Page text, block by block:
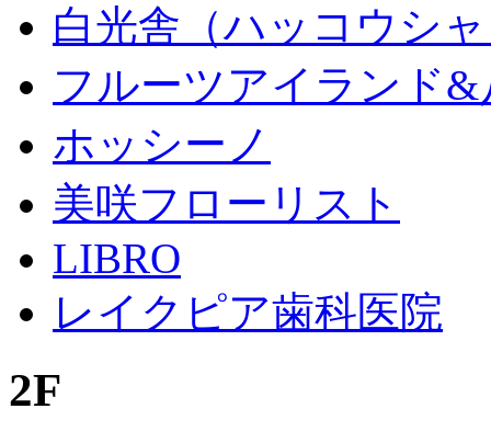
白光舎（ハッコウシ
フルーツアイランド
ホッシーノ
美咲フローリスト
LIBRO
レイクピア歯科医院
2F